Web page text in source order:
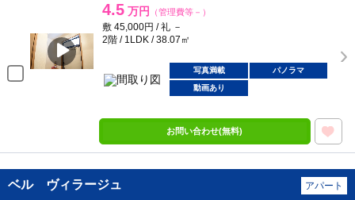
4.5 万円 （管理費等－）
敷 45,000円 / 礼 －
2階 / 1LDK / 38.07㎡
写真満載
パノラマ
動画あり
お問い合わせ(無料)
ベル ヴィラージュ アパート